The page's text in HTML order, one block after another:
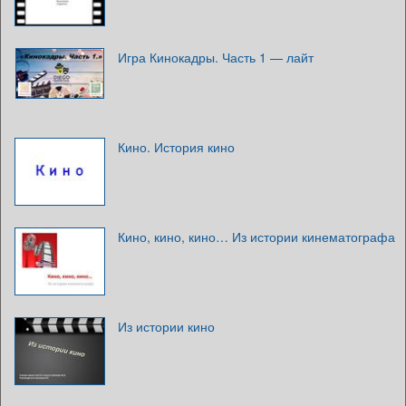
Игра Кинокадры. Часть 1 — лайт
Кино. История кино
Кино, кино, кино… Из истории кинематографа
Из истории кино